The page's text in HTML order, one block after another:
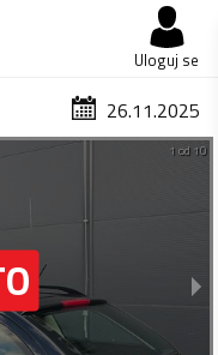
Uloguj se
26.11.2025
1 od 10